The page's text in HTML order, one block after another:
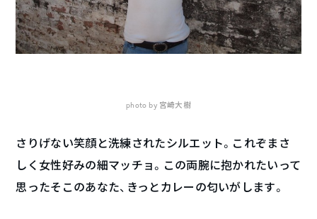
photo by 宮崎大樹
さりげない笑顔と洗練されたシルエット。これぞまさ
しく女性好みの細マッチョ。この両腕に抱かれたいって
思ったそこのあなた、きっとカレーの匂いがします。